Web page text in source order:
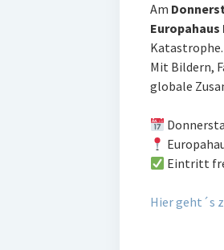
Am
Katastrophe.
Mit Bildern,
globale
Eintritt
Hier geht´s